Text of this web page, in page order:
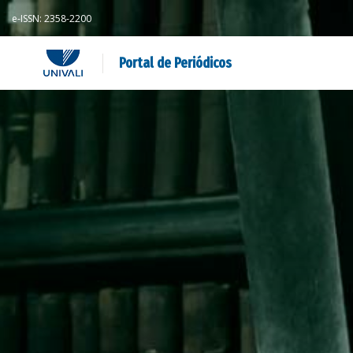
e-ISSN: 2358-2200
Portal de Periódicos